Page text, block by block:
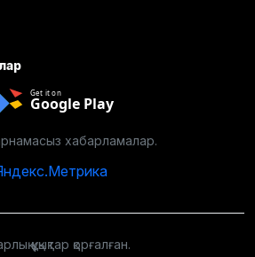
Get it on
Google Play
хабарламалар.
құқықтар қорғалған.